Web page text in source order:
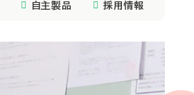
自主製品 採用情報